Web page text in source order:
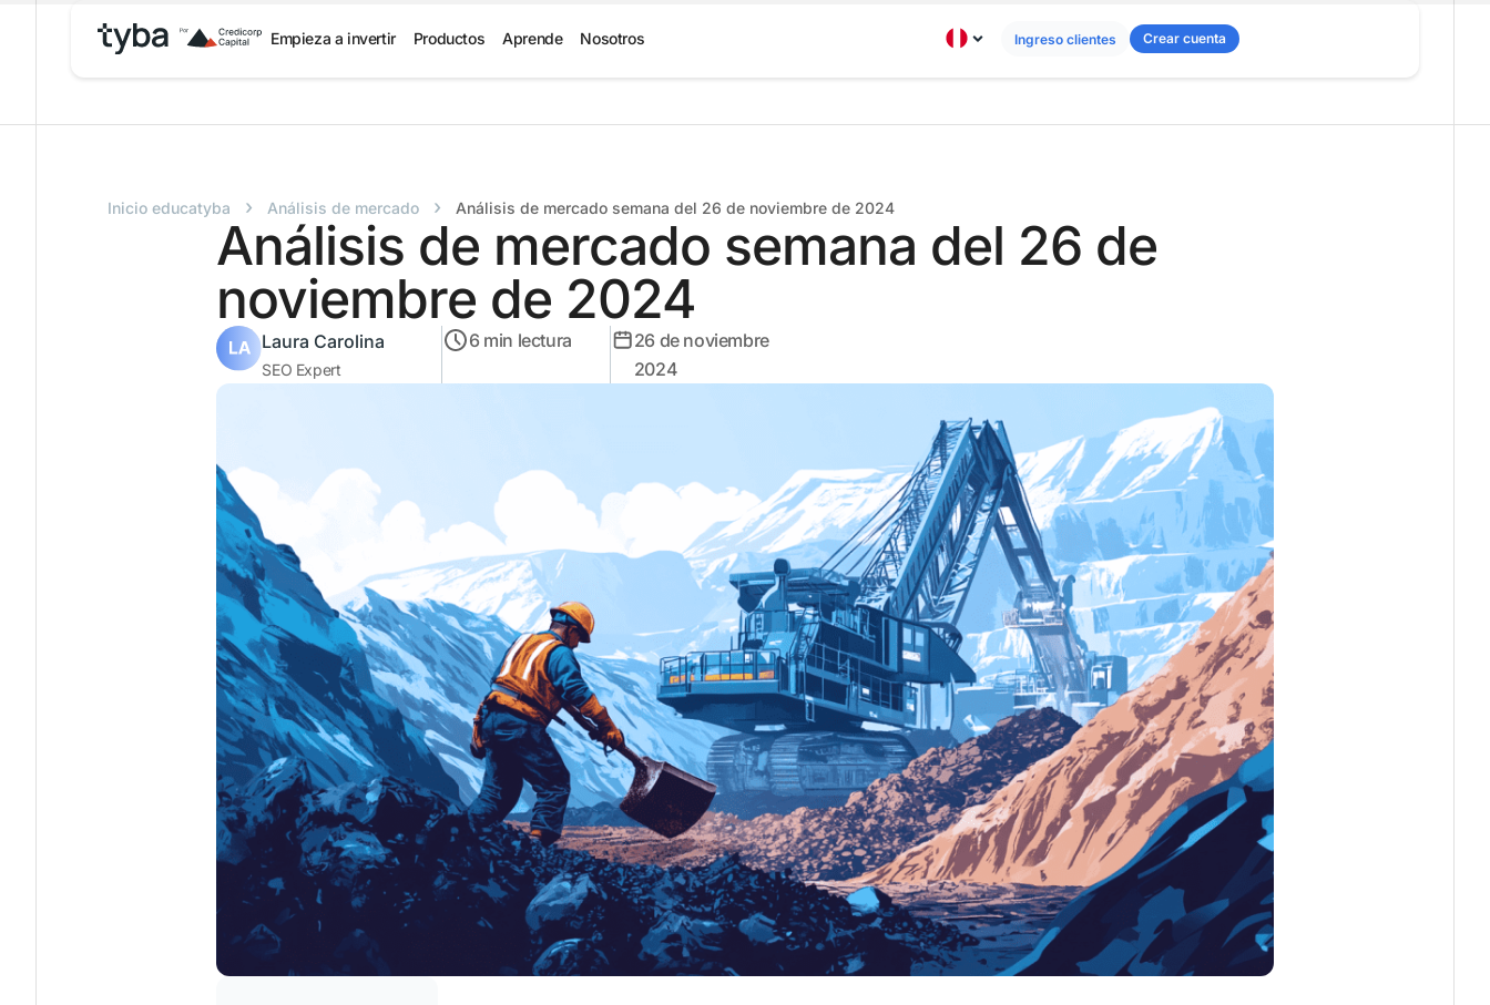
Empieza a invertir Productos Aprende Nosotros Ingreso clientes Crear cuenta
Inicio educatyba › Análisis de mercado › Análisis de mercado semana del 26 de noviembre de 2024
Análisis de mercado semana del 26 de
noviembre de 2024
Laura Carolina
SEO Expert
6 min lectura
26 de noviembre
2024